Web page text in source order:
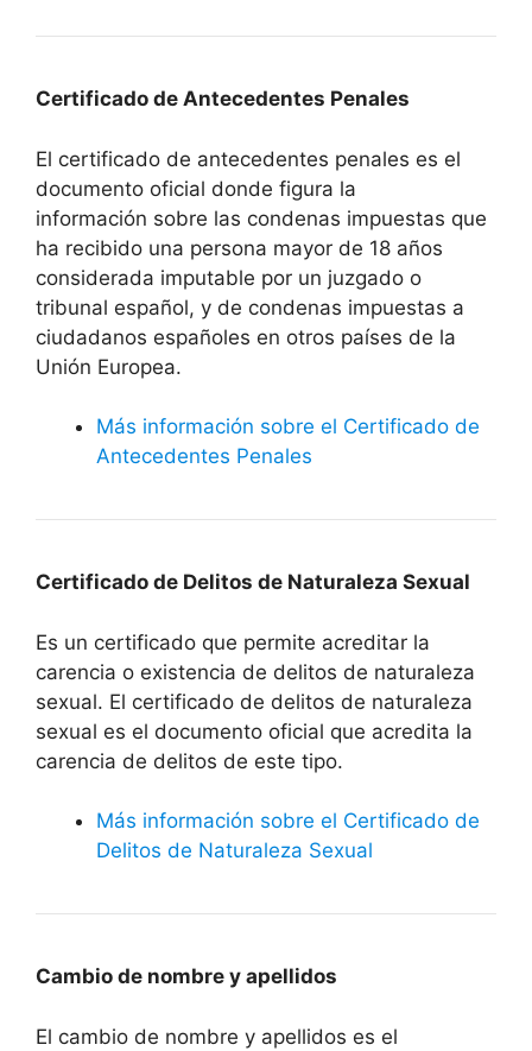
Certificado de Antecedentes Penales
El certificado de antecedentes penales es el
documento oficial donde figura la
información sobre las condenas impuestas que
ha recibido una persona mayor de 18 años
considerada imputable por un juzgado o
tribunal español, y de condenas impuestas a
ciudadanos españoles en otros países de la
Unión Europea.
Más información sobre el Certificado de
Antecedentes Penales
Certificado de Delitos de Naturaleza Sexual
Es un certificado que permite acreditar la
carencia o existencia de delitos de naturaleza
sexual. El certificado de delitos de naturaleza
sexual es el documento oficial que acredita la
carencia de delitos de este tipo.
Más información sobre el Certificado de
Delitos de Naturaleza Sexual
Cambio de nombre y apellidos
El cambio de nombre y apellidos es el